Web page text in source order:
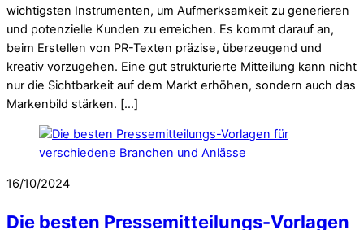
wichtigsten Instrumenten, um Aufmerksamkeit zu generieren
und potenzielle Kunden zu erreichen. Es kommt darauf an,
beim Erstellen von PR-Texten präzise, überzeugend und
kreativ vorzugehen. Eine gut strukturierte Mitteilung kann nicht
nur die Sichtbarkeit auf dem Markt erhöhen, sondern auch das
Markenbild stärken. […]
16/10/2024
Die besten Pressemitteilungs-Vorlagen